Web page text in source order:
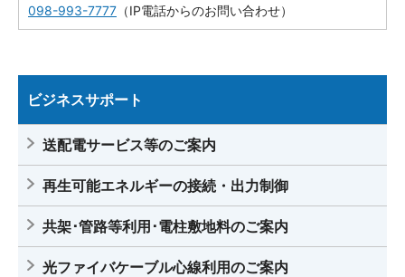
098-993-7777 （IP電話からのお問い合わせ）
ビジネスサポート
送配電サービス等のご案内
再生可能エネルギーの接続・出力制御
共架･管路等利用･電柱敷地料のご案内
光ファイバケーブル心線利用のご案内